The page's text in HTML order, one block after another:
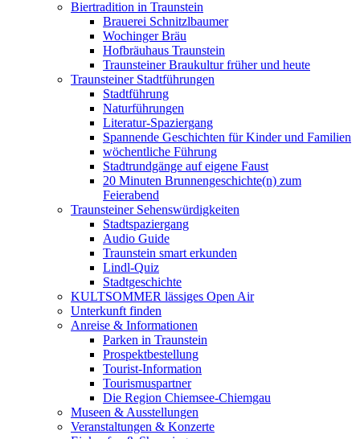
Biertradition in Traunstein
Brauerei Schnitzlbaumer
Wochinger Bräu
Hofbräuhaus Traunstein
Traunsteiner Braukultur früher und heute
Traunsteiner Stadtführungen
Stadtführung
Naturführungen
Literatur-Spaziergang
Spannende Geschichten für Kinder und Familien
wöchentliche Führung
Stadtrundgänge auf eigene Faust
20 Minuten Brunnengeschichte(n) zum
Feierabend
Traunsteiner Sehenswürdigkeiten
Stadtspaziergang
Audio Guide
Traunstein smart erkunden
Lindl-Quiz
Stadtgeschichte
KULTSOMMER lässiges Open Air
Unterkunft finden
Anreise & Informationen
Parken in Traunstein
Prospektbestellung
Tourist-Information
Tourismuspartner
Die Region Chiemsee-Chiemgau
Museen & Ausstellungen
Veranstaltungen & Konzerte